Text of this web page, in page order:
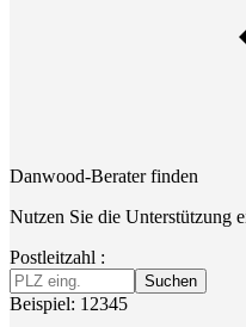
Danwood-Berater finden
Nutzen Sie die Unterstützung
Postleitzahl :
Suchen
Beispiel: 12345